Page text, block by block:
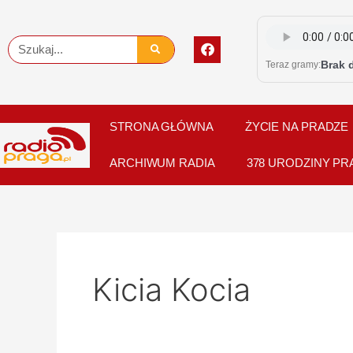
content
Szukaj
F
a
c
o
o
k
Teraz gramy:Brak
STRONA GŁÓWNA ŻYCIE NA PRADZE
ARCHIWUM RADIA 378 URODZINY
Kicia Kocia